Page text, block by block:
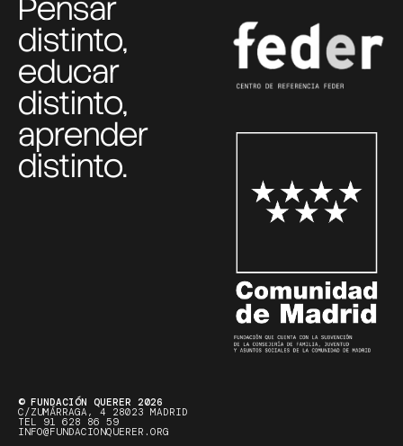
Pensar
distinto,
educar
distinto,
aprender
distinto.
© FUNDACIÓN QUERER 2026
C/ZUMÁRRAGA, 4 28023 MADRID
TEL 91 628 86 59
INFO@FUNDACIONQUERER.ORG